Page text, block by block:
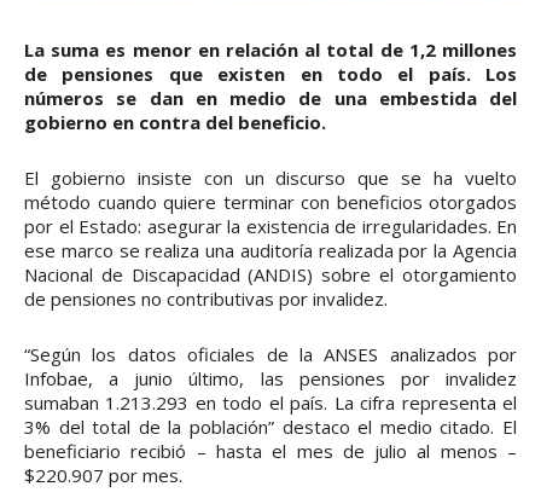
La suma es menor en relación al total de 1,2 millones
de pensiones que existen en todo el país. Los
números se dan en medio de una embestida del
gobierno en contra del beneficio.
El gobierno insiste con un discurso que se ha vuelto
método cuando quiere terminar con beneficios otorgados
por el Estado: asegurar la existencia de irregularidades. En
ese marco se realiza una auditoría realizada por la Agencia
Nacional de Discapacidad (ANDIS) sobre el otorgamiento
de pensiones no contributivas por invalidez.
“Según los datos oficiales de la ANSES analizados por
Infobae, a junio último, las pensiones por invalidez
sumaban 1.213.293 en todo el país. La cifra representa el
3% del total de la población” destaco el medio citado. El
beneficiario recibió – hasta el mes de julio al menos –
$220.907 por mes.